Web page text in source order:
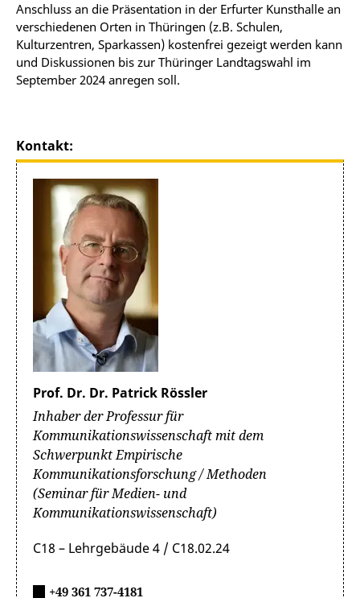
Anschluss an die Präsentation in der Erfurter Kunsthalle an
verschiedenen Orten in Thüringen (z.B. Schulen,
Kulturzentren, Sparkassen) kostenfrei gezeigt werden kann
und Diskussionen bis zur Thüringer Landtagswahl im
September 2024 anregen soll.
Kontakt:
Prof. Dr. Dr. Patrick Rössler
Inhaber der Professur für
Kommunikationswissenschaft mit dem
Schwerpunkt Empirische
Kommunikationsforschung / Methoden
(Seminar für Medien- und
Kommunikationswissenschaft)
C18 – Lehrgebäude 4 / C18.02.24
+49 361 737-4181